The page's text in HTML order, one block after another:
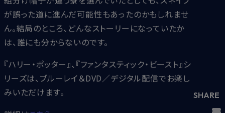
が誤った道に進んだ可能性もあったのかもしれませ
ん。結局のところ、どんなストーリーになっていたか
は、誰にも分からないのです。
『ハリー・ポッター』、『ファンタスティック・ビースト』シ
リーズは、ブルーレイ＆DVD／デジタル配信でお楽し
みいただけます。
SHARE